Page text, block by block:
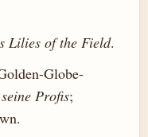
Lilies of the Field.
Globe-
Profis;